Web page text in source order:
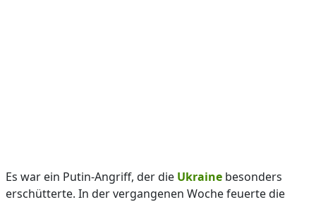
Es war ein Putin-Angriff, der die Ukraine besonders
erschütterte. In der vergangenen Woche feuerte die